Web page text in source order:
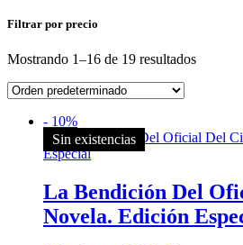
Filtrar por precio
Mostrando 1–16 de 19 resultados
- 10%
La Bendición Del
Novela. Edición
Sin existencias